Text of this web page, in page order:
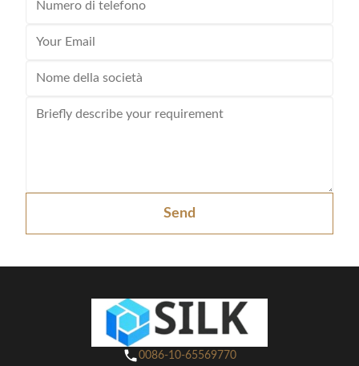
Send
0086-10-65569770